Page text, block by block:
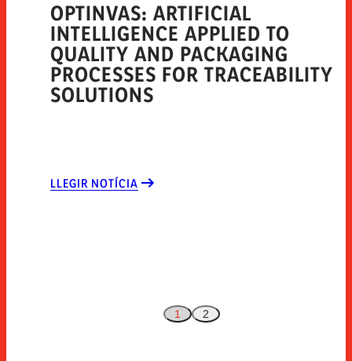
OPTINVAS: ARTIFICIAL
INTELLIGENCE APPLIED TO
QUALITY AND PACKAGING
PROCESSES FOR TRACEABILITY
SOLUTIONS
LLEGIR NOTÍCIA
1 2